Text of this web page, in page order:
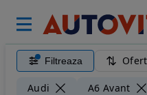
Filtreaza
Audi A6 Avant